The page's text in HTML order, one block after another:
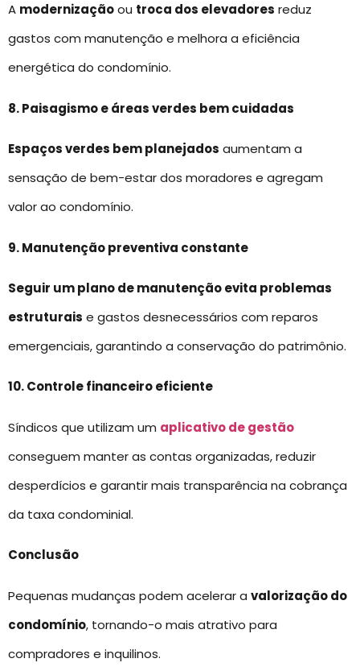
A modernizaçãoou troca dos elevadores reduz
gastos com manutenção e melhora a eficiência
energética do condomínio.
8. Paisagismo e áreas verdes bem cuidadas
Espaços verdes bem planejados aumentam a
sensação de bem-estar dos moradores e agregam
valor ao condomínio.
9. Manutenção preventiva constante
Seguir um plano de manutenção evita problemas
estruturais e gastos desnecessários com reparos
emergenciais, garantindo a conservação do patrimônio.
10. Controle financeiro eficiente
Síndicos que utilizam um aplicativo de gestão
conseguem manter as contas organizadas, reduzir
desperdícios e garantir mais transparência na cobrança
da taxa condominial.
Conclusão
Pequenas mudanças podem acelerar a valorização do
condomínio, tornando-o mais atrativo para
compradores e inquilinos.